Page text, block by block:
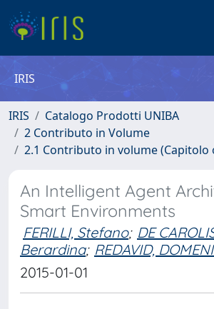
IRIS
IRIS
Catalogo Prodotti UNIBA
2 Contributo in Volume
2.1 Contributo in volume (Capitolo
An Intelligent Agent
Smart Environments
FERILLI, Stefano; DE
Berardina; REDAVID,
2015-01-01